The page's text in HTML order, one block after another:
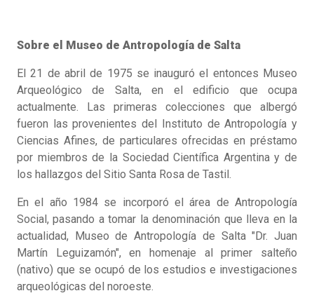
Sobre el Museo de Antropología de Salta
El 21 de abril de 1975 se inauguró el entonces Museo
Arqueológico de Salta, en el edificio que ocupa
actualmente. Las primeras colecciones que albergó
fueron las provenientes del Instituto de Antropología y
Ciencias Afines, de particulares ofrecidas en préstamo
por miembros de la Sociedad Científica Argentina y de
los hallazgos del Sitio Santa Rosa de Tastil.
En el año 1984 se incorporó el área de Antropología
Social, pasando a tomar la denominación que lleva en la
actualidad, Museo de Antropología de Salta "Dr. Juan
Martín Leguizamón", en homenaje al primer salteño
(nativo) que se ocupó de los estudios e investigaciones
arqueológicas del noroeste.